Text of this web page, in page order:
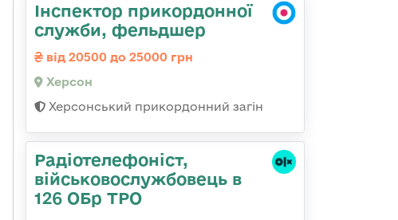
Інспектор прикордонної
служби, фельдшер
від 20500 до 25000 грн
Херсон
Херсонський прикордонний загін
Радіотелефоніст,
військовослужбовець в
126 ОБр ТРО